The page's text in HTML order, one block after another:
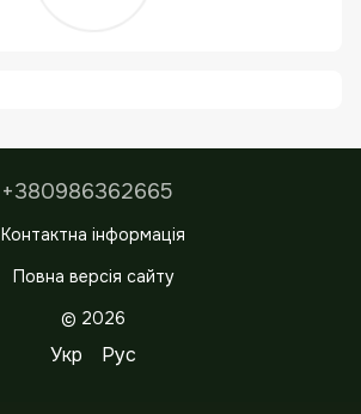
+380986362665
Контактна інформація
Повна версія сайту
© 2026
Укр Рус